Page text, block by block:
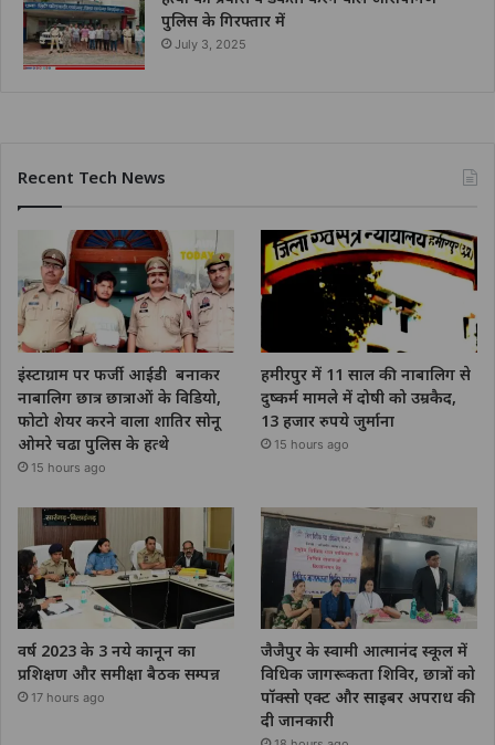
पुलिस के गिरफ्तार में
July 3, 2025
Recent Tech News
इंस्टाग्राम पर फर्जी आईडी बनाकर
नाबालिग छात्र छात्राओं के विडियो,
फोटो शेयर करने वाला शातिर सोनू
ओमरे चढा पुलिस के हत्थे
15 hours ago
हमीरपुर में 11 साल की नाबालिग से
दुष्कर्म मामले में दोषी को उम्रकैद,
13 हजार रुपये जुर्माना
15 hours ago
वर्ष 2023 के 3 नये कानून का
प्रशिक्षण और समीक्षा बैठक सम्पन्न
17 hours ago
जैजैपुर के स्वामी आत्मानंद स्कूल में
विधिक जागरूकता शिविर, छात्रों को
पॉक्सो एक्ट और साइबर अपराध की
दी जानकारी